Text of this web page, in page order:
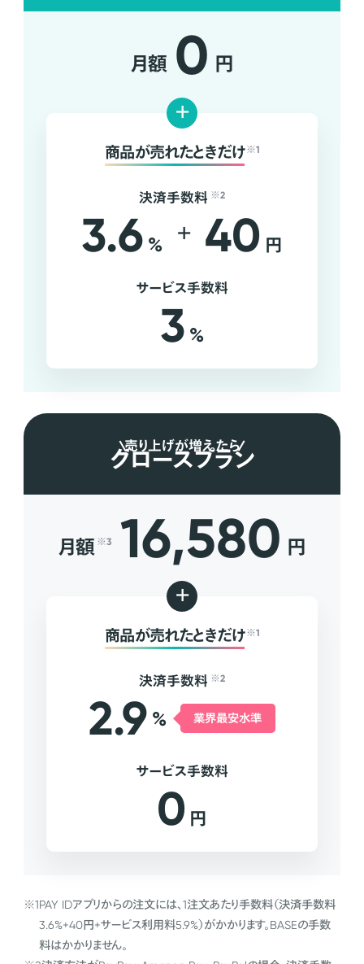
月額 0 円
+
商品が売れたときだけ ※1
決済手数料 ※2
3.6 % + 40 円
サービス手数料
3 %
売り上げが増えたら
グロースプラン
月額 ※3 16,580 円
+
商品が売れたときだけ ※1
決済手数料 ※2
2.9 % 業界最安水準
サービス手数料
0 円
※1PAY IDアプリからの注文には、1注文あたり手数料（決済手数料
3.6%+40円+サービス利用料5.9%）がかかります。BASEの手数
料はかかりません。